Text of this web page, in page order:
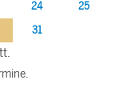
24
25
31